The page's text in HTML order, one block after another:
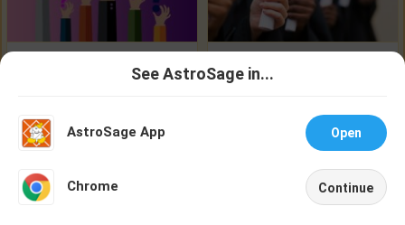
Career / Job
CHECK NOW
See AstroSage in...
AstroSage App Open
Chrome Continue
Astrologer
Home Account